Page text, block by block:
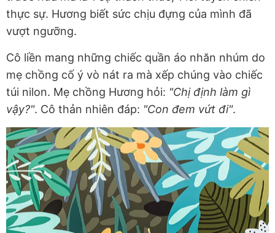
thực sự. Hương biết sức chịu đựng của mình đã
vượt ngưỡng.
Cô liền mang những chiếc quần áo nhăn nhúm do
mẹ chồng cố ý vò nát ra mà xếp chúng vào chiếc
túi nilon. Mẹ chồng Hương hỏi: "Chị định làm gì
vậy?". Cô thản nhiên đáp: "Con đem vứt đi".